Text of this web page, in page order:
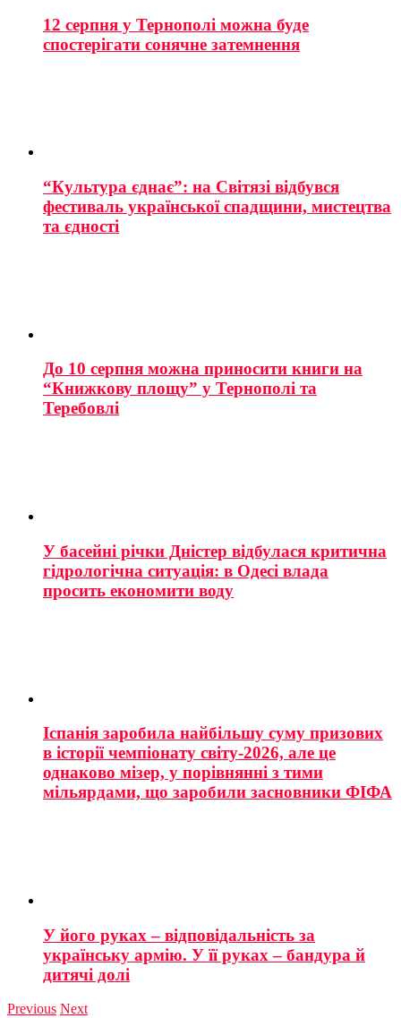
12 серпня у Тернополі можна буде
спостерігати сонячне затемнення
“Культура єднає”: на Світязі відбувся
фестиваль української спадщини, мистецтва
та єдності
До 10 серпня можна приносити книги на
“Книжкову площу” у Тернополі та
Теребовлі
У басейні річки Дністер відбулася критична
гідрологічна ситуація: в Одесі влада
просить економити воду
Іспанія заробила найбільшу суму призових
в історії чемпіонату світу-2026, але це
однаково мізер, у порівнянні з тими
мільярдами, що заробили засновники ФІФА
У його руках – відповідальність за
українську армію. У її руках – бандура й
дитячі долі
Previous Next